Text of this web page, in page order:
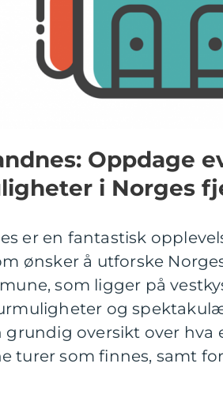
Oppdage
i Norges
er en fantastisk
ønsker å utforske
som ligger på
og
grundig oversikt over
turer som finnes, samt